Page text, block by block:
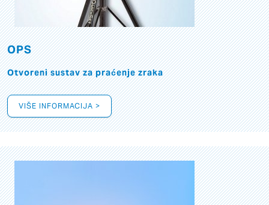
OPS
Otvoreni sustav za praćenje zraka
VIŠE INFORMACIJA >